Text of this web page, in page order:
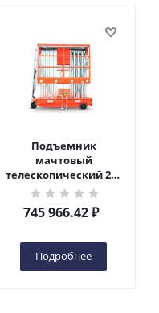
Подъемник
мачтовый
телескопический 200
кг 10 м TOR GTWY10-
200S DC 2-мачтовый
(автономный) (N) в
745 966.42₽
Подробнее